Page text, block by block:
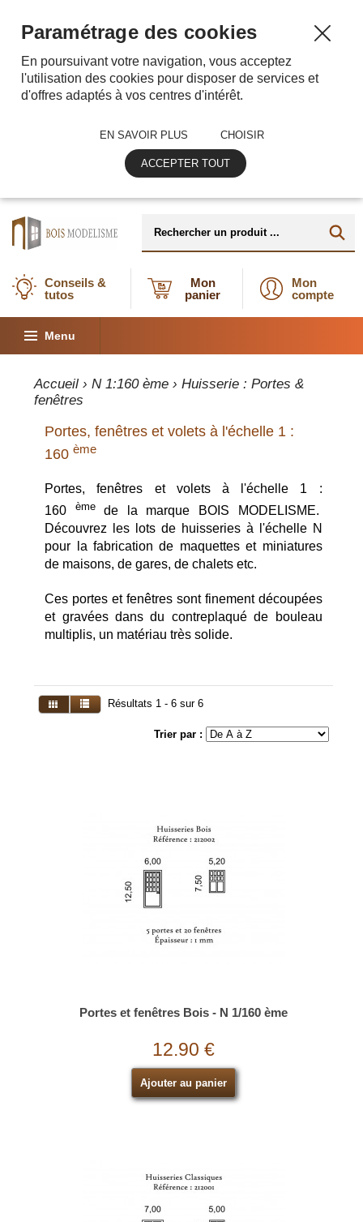
Conseils &
tutos
Mon
panier
Mon
compte
Menu
Accueil ›N 1:160 ème ›Huisserie : Portes &
fenêtres
Portes, fenêtres et volets à l'échelle 1 :
160ème
Portes, fenêtres et volets à l'échelle 1 :
160 ème de la marque BOIS MODELISME.
Découvrez les lots de huisseries à l'échelle N
pour la fabrication de maquettes et miniatures
de maisons, de gares, de chalets etc.
Ces portes et fenêtres sont finement découpées
et gravées dans du contreplaqué de bouleau
multiplis, un matériau très solide.
Résultats 1 - 6 sur 6
Trier par :
Portes et fenêtres Bois - N 1/160 ème
12.90 €
Ajouter au panier
Paramétrage des cookies
En poursuivant votre navigation, vous acceptez
l'utilisation des cookies pour disposer de services et
d'offres adaptés à vos centres d'intérêt.
EN SAVOIR PLUS CHOISIR
ACCEPTER TOUT